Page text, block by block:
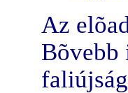
Az
Bõvebb